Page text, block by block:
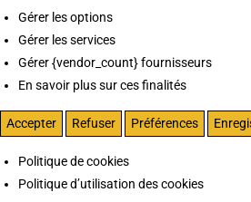
Gérer les options
Gérer les services
Gérer {vendor_count} fournisseurs
En savoir plus sur ces finalités
Accepter Refuser Préférences
Politique de cookies
Politique d’utilisation des cookies